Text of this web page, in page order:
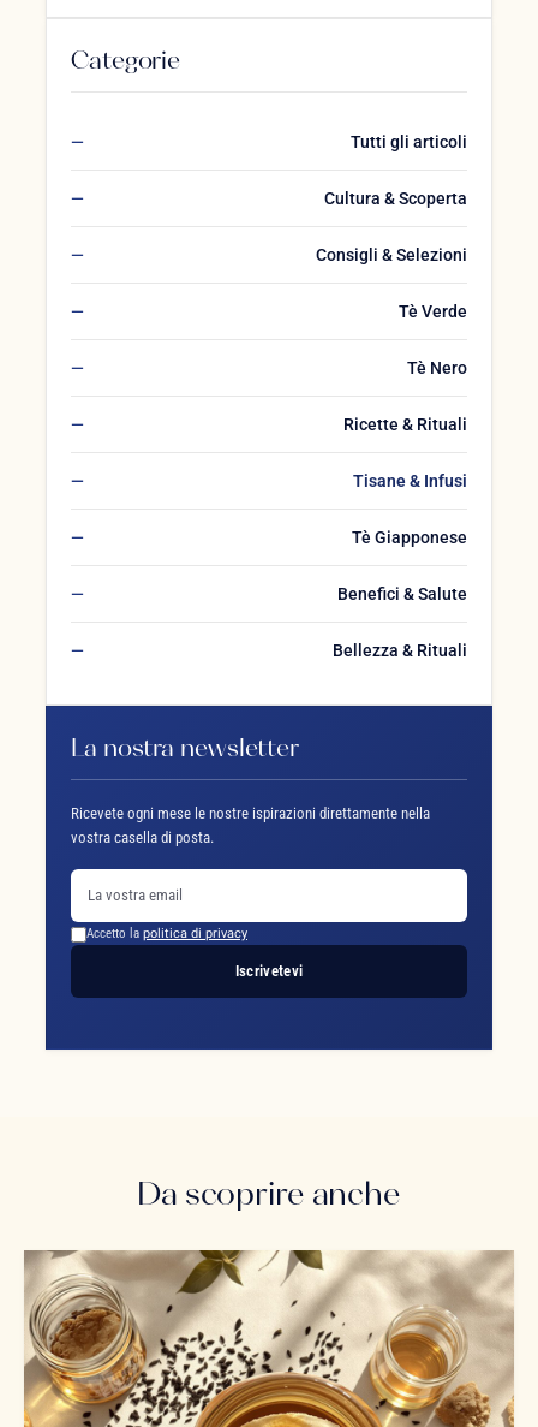
Categorie
Tutti gli articoli
Cultura & Scoperta
Consigli & Selezioni
Tè Verde
Tè Nero
Ricette & Rituali
Tisane & Infusi
Tè Giapponese
Benefici & Salute
Bellezza & Rituali
La nostra newsletter
Ricevete ogni mese le nostre ispirazioni direttamente nella
vostra casella di posta.
Accetto la politica di privacy
Iscrivetevi
Da scoprire anche